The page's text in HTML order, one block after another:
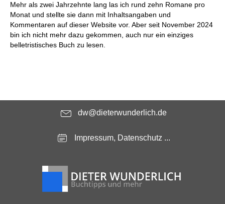
Mehr als zwei Jahrzehnte lang las ich rund zehn Romane pro
Monat und stellte sie dann mit Inhaltsangaben und
Kommentaren auf dieser Website vor. Aber seit November 2024
bin ich nicht mehr dazu gekommen, auch nur ein einziges
belletristisches Buch zu lesen.
dw@dieterwunderlich.de
Impressum, Datenschutz ...